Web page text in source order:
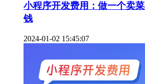
小程序开发费用：做一个卖
钱
2024-01-02 15:45:07